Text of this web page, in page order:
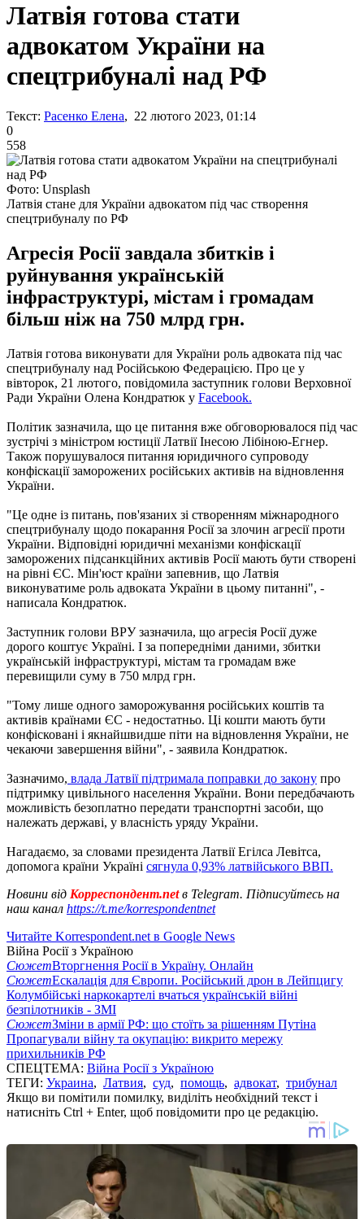
Латвія готова стати
адвокатом України на
спецтрибуналі над РФ
Текст: Расенко Елена, 22 лютого 2023, 01:14
0
558
Фото: Unsplash
Латвія стане для України адвокатом під час створення
спецтрибуналу по РФ
Агресія Росії завдала збитків і
руйнування українській
інфраструктурі, містам і громадам
більш ніж на 750 млрд грн.
Латвія готова виконувати для України роль адвоката під час
спецтрибуналу над Російською Федерацією. Про це у
вівторок, 21 лютого, повідомила заступник голови Верховної
Ради України Олена Кондратюк у Facebook.
Політик зазначила, що це питання вже обговорювалося під час
зустрічі з міністром юстиції Латвії Інесою Лібіною-Егнер.
Також порушувалося питання юридичного супроводу
конфіскації заморожених російських активів на відновлення
України.
"Це одне із питань, пов'язаних зі створенням міжнародного
спецтрибуналу щодо покарання Росії за злочин агресії проти
України. Відповідні юридичні механізми конфіскації
заморожених підсанкційних активів Росії мають бути створені
на рівні ЄС. Мін'юст країни запевнив, що Латвія
виконуватиме роль адвоката України в цьому питанні", -
написала Кондратюк.
Заступник голови ВРУ зазначила, що агресія Росії дуже
дорого коштує Україні. І за попередніми даними, збитки
українській інфраструктурі, містам та громадам вже
перевищили суму в 750 млрд грн.
"Тому лише одного заморожування російських коштів та
активів країнами ЄС - недостатньо. Ці кошти мають бути
конфісковані і якнайшвидше піти на відновлення України, не
чекаючи завершення війни", - заявила Кондратюк.
Зазначимо, влада Латвії підтримала поправки до закону про
підтримку цивільного населення України. Вони передбачають
можливість безоплатно передати транспортні засоби, що
належать державі, у власність уряду України.
Нагадаємо, за словами президента Латвії Егілса Левітса,
допомога країни Україні сягнула 0,93% латвійського ВВП.
Новини від Корреспондент.netв Telegram. Підписуйтесь на
наш канал https://t.me/korrespondentnet
Читайте Korrespondent.net в Google News
Війна Росії з Україною
СюжетВторгнення Росії в Україну. Онлайн
СюжетЕскалація для Європи. Російський дрон в Лейпцигу
Колумбійські наркокартелі вчаться українській війні
безпілотників - ЗМІ
СюжетЗміни в армії РФ: що стоїть за рішенням Путіна
Пропагували війну та окупацію: викрито мережу
прихильників РФ
СПЕЦТЕМА: Війна Росії з Україною
ТЕГИ: Украина, Латвия, суд, помощь, адвокат, трибунал
Якщо ви помітили помилку, виділіть необхідний текст і
натисніть Ctrl + Enter, щоб повідомити про це редакцію.